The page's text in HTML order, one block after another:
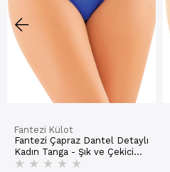
Fantezi Külot
Fantezi Çapraz Dantel Detaylı
Kadın Tanga - Şık ve Çekici
Tasarım | 9153-2
★ ★ ★ ★ ★